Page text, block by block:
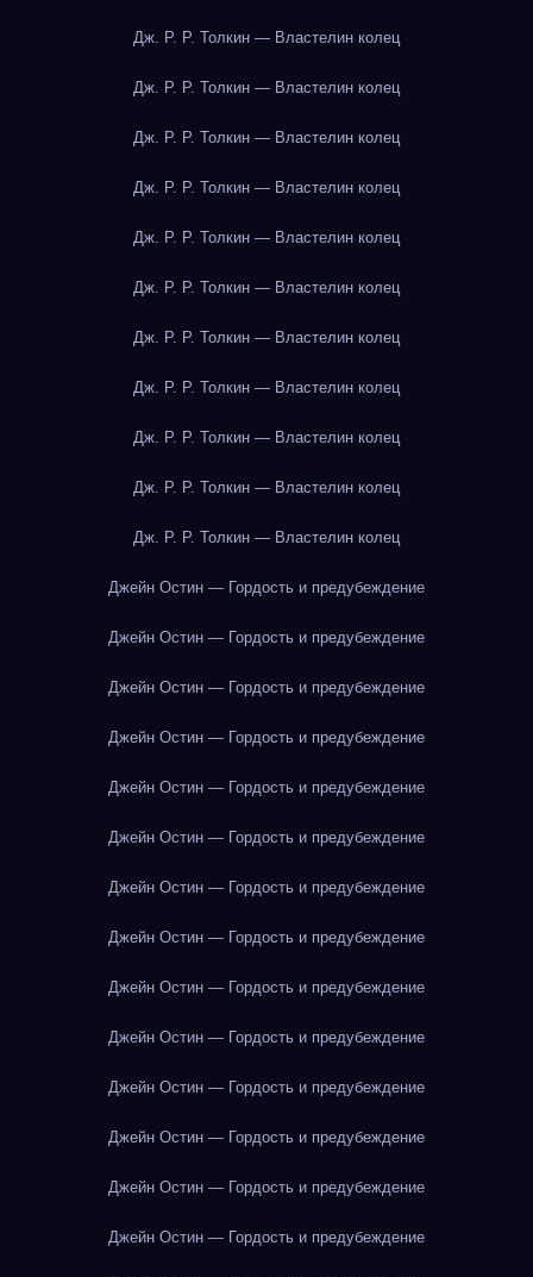
Дж. Р. Р. Толкин — Властелин колец
Дж. Р. Р. Толкин — Властелин колец
Дж. Р. Р. Толкин — Властелин колец
Дж. Р. Р. Толкин — Властелин колец
Дж. Р. Р. Толкин — Властелин колец
Дж. Р. Р. Толкин — Властелин колец
Дж. Р. Р. Толкин — Властелин колец
Дж. Р. Р. Толкин — Властелин колец
Дж. Р. Р. Толкин — Властелин колец
Дж. Р. Р. Толкин — Властелин колец
Дж. Р. Р. Толкин — Властелин колец
Джейн Остин — Гордость и предубеждение
Джейн Остин — Гордость и предубеждение
Джейн Остин — Гордость и предубеждение
Джейн Остин — Гордость и предубеждение
Джейн Остин — Гордость и предубеждение
Джейн Остин — Гордость и предубеждение
Джейн Остин — Гордость и предубеждение
Джейн Остин — Гордость и предубеждение
Джейн Остин — Гордость и предубеждение
Джейн Остин — Гордость и предубеждение
Джейн Остин — Гордость и предубеждение
Джейн Остин — Гордость и предубеждение
Джейн Остин — Гордость и предубеждение
Джейн Остин — Гордость и предубеждение